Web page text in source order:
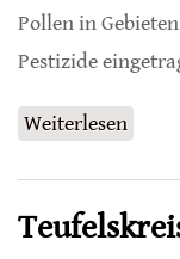
Pollen in
Pestizide
Weiterlesen